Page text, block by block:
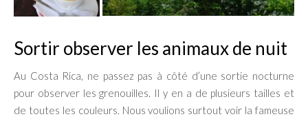
Sortir observer les animaux de nuit
Au Costa Rica, ne passez pas à côté d’une sortie nocturne
pour observer les grenouilles. Il y en a de plusieurs tailles et
de toutes les couleurs. Nous voulions surtout voir la fameuse